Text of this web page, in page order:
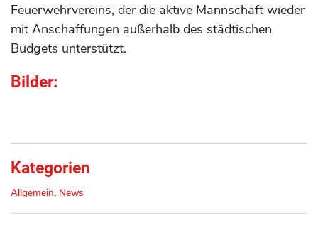
Feuerwehrvereins, der die aktive Mannschaft wieder
mit Anschaffungen außerhalb des städtischen
Budgets unterstützt.
Bilder:
Kategorien
Allgemein, News